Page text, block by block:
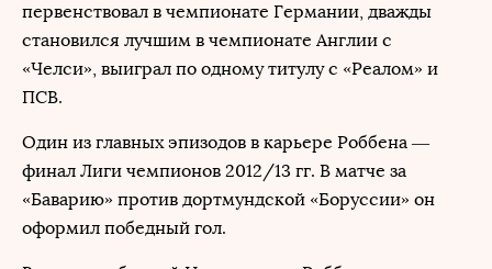
первенствовал в чемпионате Германии, дважды
становился лучшим в чемпионате Англии с
«Челси», выиграл по одному титулу с «Реалом» и
ПСВ.
Один из главных эпизодов в карьере Роббена —
финал Лиги чемпионов 2012/13 гг. В матче за
«Баварию» против дортмундской «Боруссии» он
оформил победный гол.